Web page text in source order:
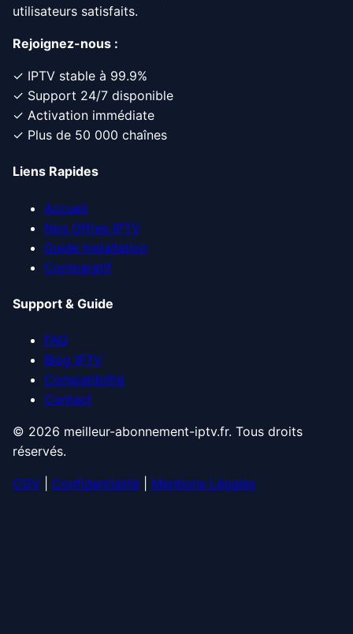
utilisateurs satisfaits.
Rejoignez-nous :
✓ IPTV stable à 99.9%
✓ Support 24/7 disponible
✓ Activation immédiate
✓ Plus de 50 000 chaînes
Liens Rapides
Accueil
Nos Offres IPTV
Guide Installation
Comparatif
Support & Guide
FAQ
Blog IPTV
Compatibilité
Contact
© 2026 meilleur-abonnement-iptv.fr. Tous droits
réservés.
CGV Confidentialité Mentions Légales